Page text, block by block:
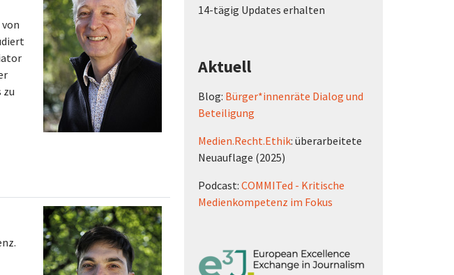
zu
14-tägig Updates erhalten
Aktuell
Blog: Bürger*innenräte Dialog und
Beteiligung
Medien.Recht.Ethik: überarbeitete
Neuauflage (2025)
Podcast: COMMITed - Kritische
Medienkompetenz im Fokus